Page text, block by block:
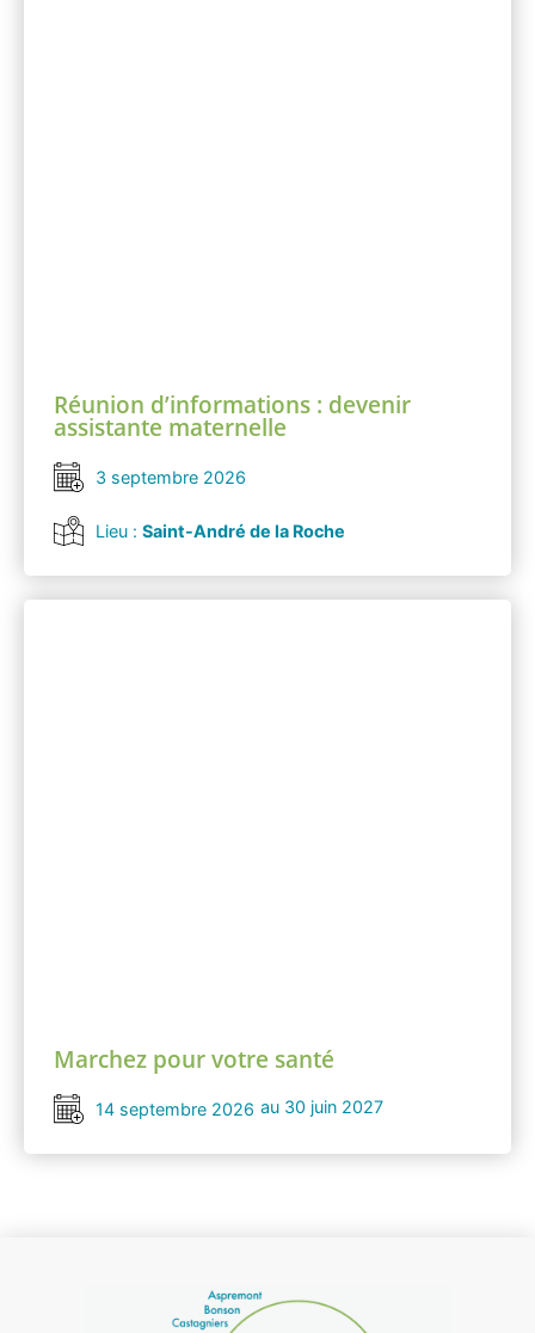
Réunion d’informations : devenir
assistante maternelle
3 septembre 2026
Lieu : Saint-André de la Roche
Marchez pour votre santé
14 septembre 2026 au 30 juin 2027